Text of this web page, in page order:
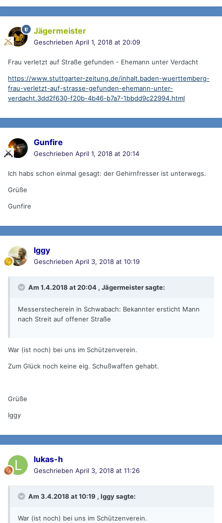
Jägermeister
Geschrieben April 1, 2018 at 20:09
Frau verletzt auf Straße gefunden - Ehemann unter Verdacht
https://www.stuttgarter-zeitung.de/inhalt.baden-wuerttemberg-
frau-verletzt-auf-strasse-gefunden-ehemann-unter-
verdacht.3dd2f630-f20b-4b46-b7a7-1bbdd9c22994.html
Gunfire
Geschrieben April 1, 2018 at 20:14
Ich habs schon einmal gesagt: der Gehirnfresser ist unterwegs.
Grüße
Gunfire
Iggy
Geschrieben April 3, 2018 at 10:19
Am 1.4.2018 at 20:04 , Jägermeister sagte:
Messerstecherein in Schwabach: Bekannter ersticht Mann
nach Streit auf offener Straße
War (ist noch) bei uns im Schützenverein.
Zum Glück noch keine eig. Schußwaffen gehabt.
Grüße
Iggy
lukas-h
Geschrieben April 3, 2018 at 11:26
Am 3.4.2018 at 10:19 , Iggy sagte:
War (ist noch) bei uns im Schützenverein.